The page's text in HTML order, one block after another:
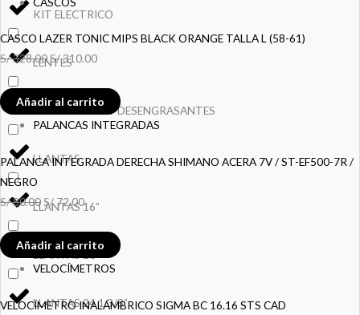
KIT ELECTRICO
LENTES
LIMPIADORES Y DESENGRASANTES
LLANTAS
LLANTAS 16”
LLANTAS 24 1.3/8”
CASCO LAZER TONIC MIPS BLACK ORANGE TALLA L (58-61)
S/328.00S/310.00
Añadir al carrito
PALANCAS INTEGRADAS
PALANCA INTEGRADA DERECHA SHIMANO ACERA 7V / ST-EF500-7R /
NEGRO
S/80.00S/72.00
Añadir al carrito
VELOCÍMETROS
VELOCÍMETRO INALÁMBRICO SIGMA BC 16.16 STS CAD